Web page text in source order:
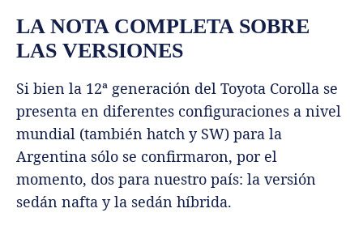
LA NOTA COMPLETA SOBRE
LAS VERSIONES
Si bien la 12ª generación del Toyota Corolla se
presenta en diferentes configuraciones a nivel
mundial (también hatch y SW) para la
Argentina sólo se confirmaron, por el
momento, dos para nuestro país: la versión
sedán nafta y la sedán híbrida.